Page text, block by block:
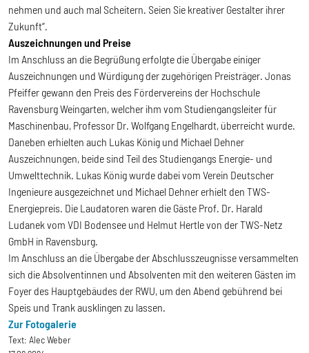
nehmen und auch mal Scheitern. Seien Sie kreativer Gestalter ihrer
Zukunft“.
Auszeichnungen und Preise
Im Anschluss an die Begrüßung erfolgte die Übergabe einiger
Auszeichnungen und Würdigung der zugehörigen Preisträger. Jonas
Pfeiffer gewann den Preis des Fördervereins der Hochschule
Ravensburg Weingarten, welcher ihm vom Studiengangsleiter für
Maschinenbau, Professor Dr. Wolfgang Engelhardt, überreicht wurde.
Daneben erhielten auch Lukas König und Michael Dehner
Auszeichnungen, beide sind Teil des Studiengangs Energie- und
Umwelttechnik. Lukas König wurde dabei vom Verein Deutscher
Ingenieure ausgezeichnet und Michael Dehner erhielt den TWS-
Energiepreis. Die Laudatoren waren die Gäste Prof. Dr. Harald
Ludanek vom VDI Bodensee und Helmut Hertle von der TWS-Netz
GmbH in Ravensburg.
Im Anschluss an die Übergabe der Abschlusszeugnisse versammelten
sich die Absolventinnen und Absolventen mit den weiteren Gästen im
Foyer des Hauptgebäudes der RWU, um den Abend gebührend bei
Speis und Trank ausklingen zu lassen.
Zur Fotogalerie
Text: Alec Weber